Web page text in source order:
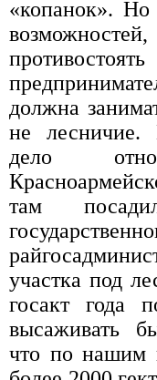
«копанок». Но
должна
не лесничие.
дело
там
участка под
госакт года
высаживать
что по нашим